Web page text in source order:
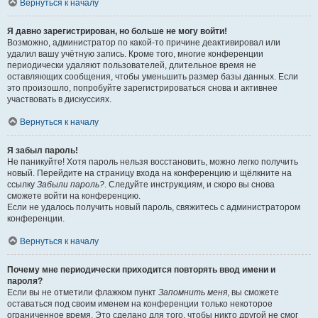
Вернуться к началу
Я давно зарегистрирован, но больше не могу войти!
Возможно, администратор по какой-то причине деактивировал или
удалил вашу учётную запись. Кроме того, многие конференции
периодически удаляют пользователей, длительное время не
оставляющих сообщения, чтобы уменьшить размер базы данных. Если
это произошло, попробуйте зарегистрироваться снова и активнее
участвовать в дискуссиях.
Вернуться к началу
Я забыл пароль!
Не паникуйте! Хотя пароль нельзя восстановить, можно легко получить
новый. Перейдите на страницу входа на конференцию и щёлкните на
ссылку Забыли пароль?. Следуйте инструкциям, и скоро вы снова
сможете войти на конференцию.
Если не удалось получить новый пароль, свяжитесь с администратором
конференции.
Вернуться к началу
Почему мне периодически приходится повторять ввод имени и
пароля?
Если вы не отметили флажком пункт Запомнить меня, вы сможете
оставаться под своим именем на конференции только некоторое
ограниченное время. Это сделано для того, чтобы никто другой не смог